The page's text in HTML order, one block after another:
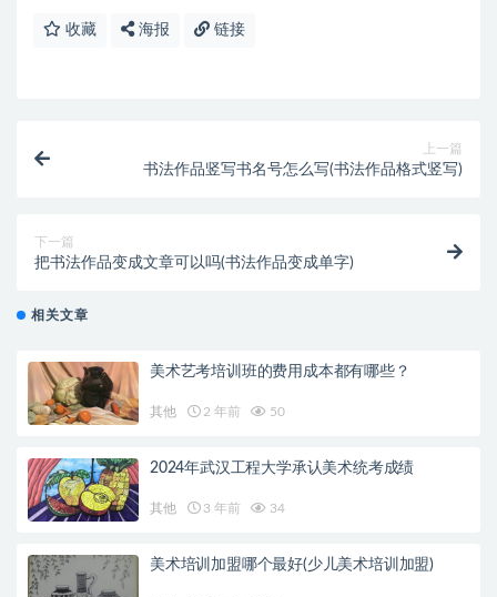
收藏 海报 链接
上一篇
书法作品竖写书名号怎么写(书法作品格式竖写)
下一篇
把书法作品变成文章可以吗(书法作品变成单字)
相关文章
美术艺考培训班的费用成本都有哪些？
其他 2 年前 50
2024年武汉工程大学承认美术统考成绩
其他 3 年前 34
美术培训加盟哪个最好(少儿美术培训加盟)